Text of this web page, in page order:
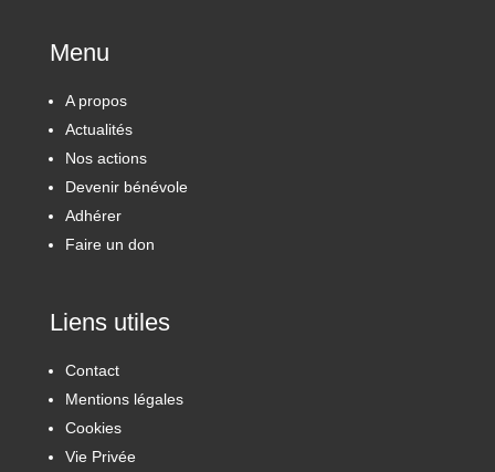
Menu
A propos
Actualités
Nos actions
Devenir bénévole
Adhérer
Faire un don
Liens utiles
Contact
Mentions légales
Cookies
Vie Privée